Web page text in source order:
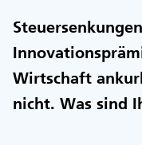
Wirtschaft
nicht. Was sind